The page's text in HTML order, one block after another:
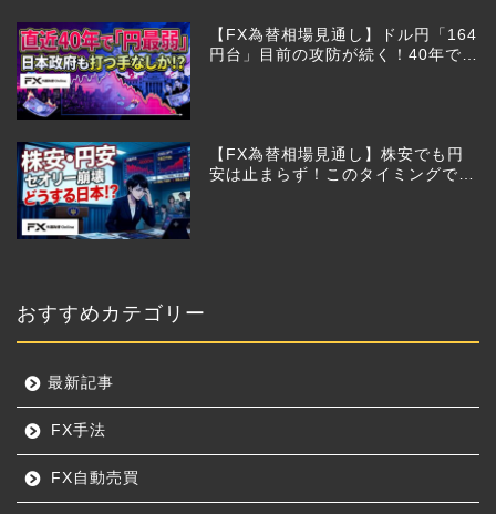
【FX為替相場見通し】ドル円「164
円台」目前の攻防が続く！40年で円
【FX為替相場見通し】株安でも円
安は止まらず！このタイミングでと
おすすめカテゴリー
最新記事
FX手法
FX自動売買